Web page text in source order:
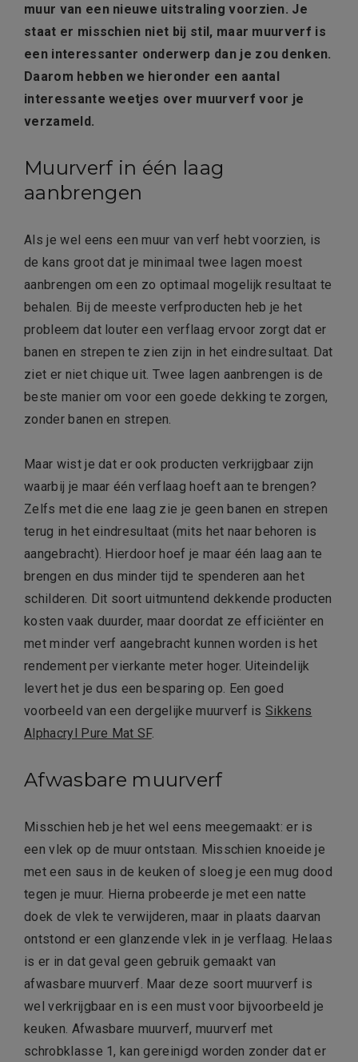
muur van een nieuwe uitstraling voorzien. Je
staat er misschien niet bij stil, maar muurverf is
een interessanter onderwerp dan je zou denken.
Daarom hebben we hieronder een aantal
interessante weetjes over muurverf voor je
verzameld.
Muurverf in één laag
aanbrengen
Als je wel eens een muur van verf hebt voorzien, is
de kans groot dat je minimaal twee lagen moest
aanbrengen om een zo optimaal mogelijk resultaat te
behalen. Bij de meeste verfproducten heb je het
probleem dat louter een verflaag ervoor zorgt dat er
banen en strepen te zien zijn in het eindresultaat. Dat
ziet er niet chique uit. Twee lagen aanbrengen is de
beste manier om voor een goede dekking te zorgen,
zonder banen en strepen.
Maar wist je dat er ook producten verkrijgbaar zijn
waarbij je maar één verflaag hoeft aan te brengen?
Zelfs met die ene laag zie je geen banen en strepen
terug in het eindresultaat (mits het naar behoren is
aangebracht). Hierdoor hoef je maar één laag aan te
brengen en dus minder tijd te spenderen aan het
schilderen. Dit soort uitmuntend dekkende producten
kosten vaak duurder, maar doordat ze efficiënter en
met minder verf aangebracht kunnen worden is het
rendement per vierkante meter hoger. Uiteindelijk
levert het je dus een besparing op. Een goed
voorbeeld van een dergelijke muurverf isSikkens
Alphacryl Pure Mat SF.
Afwasbare muurverf
Misschien heb je het wel eens meegemaakt: er is
een vlek op de muur ontstaan. Misschien knoeide je
met een saus in de keuken of sloeg je een mug dood
tegen je muur. Hierna probeerde je met een natte
doek de vlek te verwijderen, maar in plaats daarvan
ontstond er een glanzende vlek in je verflaag. Helaas
is er in dat geval geen gebruik gemaakt van
afwasbare muurverf. Maar deze soort muurverf is
wel verkrijgbaar en is een must voor bijvoorbeeld je
keuken. Afwasbare muurverf, muurverf met
schrobklasse 1, kan gereinigd worden zonder dat er